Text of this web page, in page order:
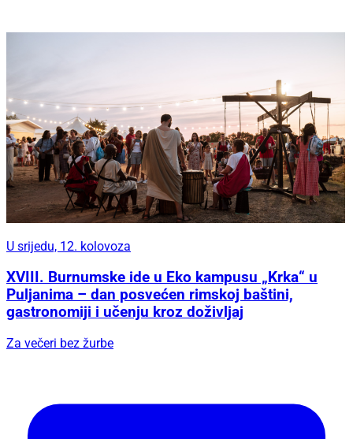
U srijedu, 12. kolovoza
XVIII. Burnumske ide u Eko kampusu „Krka“ u
Puljanima – dan posvećen rimskoj baštini,
gastronomiji i učenju kroz doživljaj
Za večeri bez žurbe